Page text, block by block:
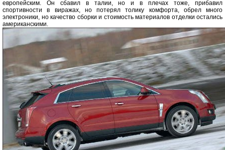
европейским. Он сбавил в талии, но и в плечах тоже, прибавил
спортивности в виражах, но потерял толику комфорта, обрел много
электроники, но качество сборки и стоимость материалов отделки остались
американскими.